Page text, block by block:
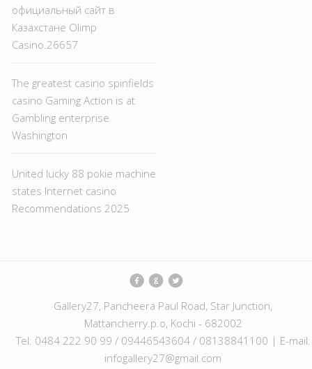
официальный сайт в
Казахстане Olimp
Casino.26657
The greatest casino spinfields
casino Gaming Action is at
Gambling enterprise
Washington
United lucky 88 pokie machine
states Internet casino
Recommendations 2025
Gallery27, Pancheera Paul Road, Star Junction,
Mattancherry.p.o, Kochi - 682002
Tel: 0484 222 90 99 / 09446543604 / 08138841100 | E-mail:
infogallery27@gmail.com